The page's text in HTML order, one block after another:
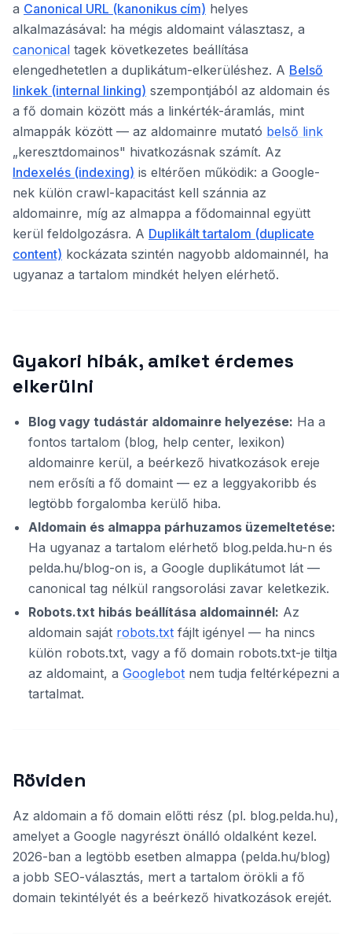
a Canonical URL (kanonikus cím) helyes
alkalmazásával: ha mégis aldomaint választasz, a
canonical tagek következetes beállítása
elengedhetetlen a duplikátum-elkerüléshez. A Belső
linkek (internal linking) szempontjából az aldomain és
a fő domain között más a linkérték-áramlás, mint
almappák között — az aldomainre mutató belső link
„keresztdomainos" hivatkozásnak számít. Az
Indexelés (indexing) is eltérően működik: a Google-
nek külön crawl-kapacitást kell szánnia az
aldomainre, míg az almappa a fődomainnal együtt
kerül feldolgozásra. A Duplikált tartalom (duplicate
content) kockázata szintén nagyobb aldomainnél, ha
ugyanaz a tartalom mindkét helyen elérhető.
Gyakori hibák, amiket érdemes
elkerülni
Blog vagy tudástár aldomainre helyezése: Ha a
fontos tartalom (blog, help center, lexikon)
aldomainre kerül, a beérkező hivatkozások ereje
nem erősíti a fő domaint — ez a leggyakoribb és
legtöbb forgalomba kerülő hiba.
Aldomain és almappa párhuzamos üzemeltetése:
Ha ugyanaz a tartalom elérhető blog.pelda.hu-n és
pelda.hu/blog-on is, a Google duplikátumot lát —
canonical tag nélkül rangsorolási zavar keletkezik.
Robots.txt hibás beállítása aldomainnél: Az
aldomain saját robots.txt fájlt igényel — ha nincs
külön robots.txt, vagy a fő domain robots.txt-je tiltja
az aldomaint, a Googlebot nem tudja feltérképezni a
tartalmat.
Röviden
Az aldomain a fő domain előtti rész (pl. blog.pelda.hu),
amelyet a Google nagyrészt önálló oldalként kezel.
2026-ban a legtöbb esetben almappa (pelda.hu/blog)
a jobb SEO-választás, mert a tartalom örökli a fő
domain tekintélyét és a beérkező hivatkozások erejét.